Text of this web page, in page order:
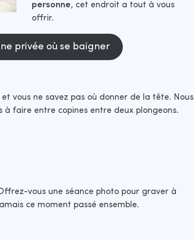
personne, cet endroit a tout à vous
offrir.
privée où se baigner
vous ne savez pas où donner de la tête. Nous
à faire entre copines entre deux plongeons.
vous une séance photo pour graver à
ce moment passé ensemble.